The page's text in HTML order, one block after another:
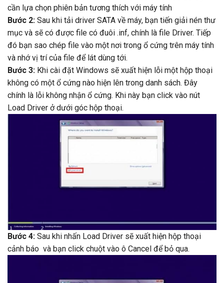
cần lựa chọn phiên bản tương thích với máy tính
Bước 2: Sau khi tải driver SATA về máy, bạn tiến giải nén thư
mục và sẽ có được file có đuôi .inf, chính là file Driver. Tiếp
đó bạn sao chép file vào một nơi trong ổ cứng trên máy tính
và nhớ vị trí của file để lát dùng tới.
Bước 3: Khi cài đặt Windows sẽ xuất hiện lỗi một hộp thoại
không có một ổ cứng nào hiện lên trong danh sách. Đây
chính là lỗi không nhận ổ cứng. Khi này bạn click vào nút
Load Driver ở dưới góc hộp thoại.
Bước 4: Sau khi nhấn Load Driver sẽ xuất hiện hộp thoại
cảnh báo và bạn click chuột vào ô Cancel để bỏ qua.